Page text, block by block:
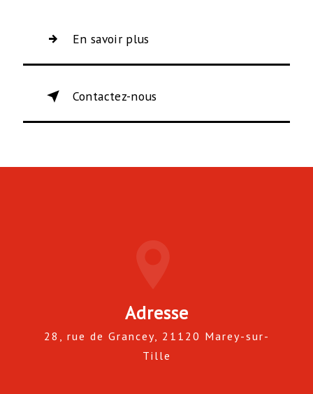
En savoir plus
Contactez-nous
Adresse
28, rue de Grancey, 21120 Marey-sur-
Tille